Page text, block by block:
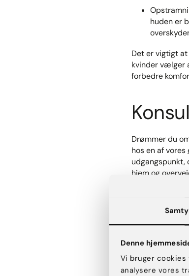
Denne
Vi bruger
analysere vores
huden er
Det er vigtigt
kvinder vælger
forbedre
Drømmer du
hos en af vores
udgangspunkt,
hjem og